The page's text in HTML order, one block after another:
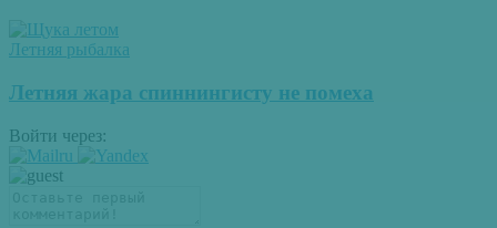
Летняя рыбалка
Летняя жара спиннингисту не помеха
Войти через: